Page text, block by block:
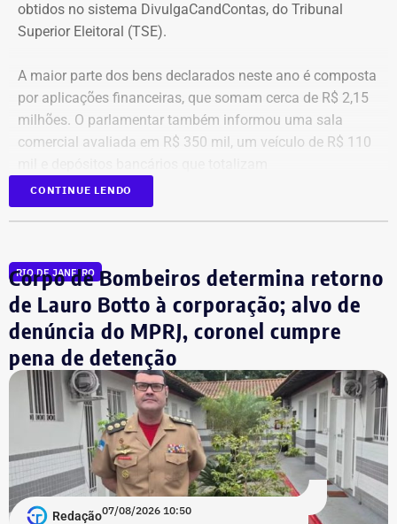
obtidos no sistema DivulgaCandContas, do Tribunal
Superior Eleitoral (TSE).
A maior parte dos bens declarados neste ano é composta
por aplicações financeiras, que somam cerca de R$ 2,15
milhões. O parlamentar também informou uma sala
comercial avaliada em R$ 350 mil, um veículo de R$ 110
aproximadamente R$ 51,6 mil.
CONTINUE LENDO
RIO DE JANEIRO
Corpo de Bombeiros determina retorno
de Lauro Botto à corporação; alvo de
denúncia do MPRJ, coronel cumpre
pena de detenção
Redação07/08/2026 10:50